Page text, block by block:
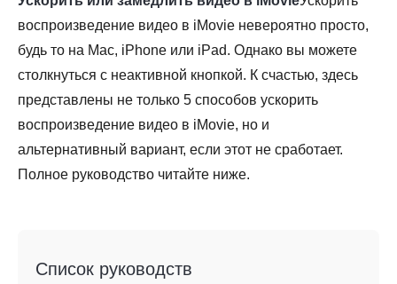
воспроизведение видео в iMovie невероятно просто,
будь то на Mac, iPhone или iPad. Однако вы можете
столкнуться с неактивной кнопкой. К счастью, здесь
представлены не только 5 способов ускорить
воспроизведение видео в iMovie, но и
альтернативный вариант, если этот не сработает.
Полное руководство читайте ниже.
Список руководств